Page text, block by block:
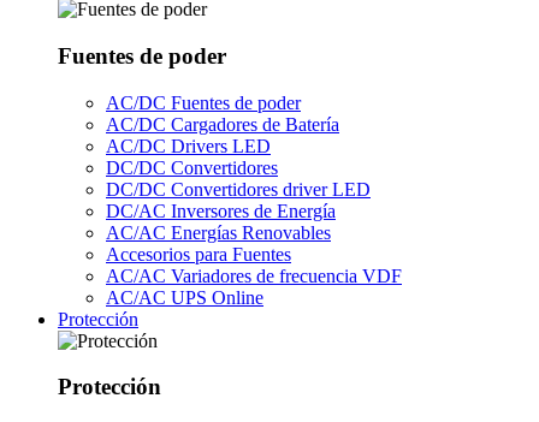
Fuentes de poder
AC/DC Fuentes de poder
AC/DC Cargadores de Batería
AC/DC Drivers LED
DC/DC Convertidores
DC/DC Convertidores driver LED
DC/AC Inversores de Energía
AC/AC Energías Renovables
Accesorios para Fuentes
AC/AC Variadores de frecuencia VDF
AC/AC UPS Online
Protección
Protección